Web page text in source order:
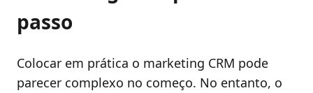
passo
Colocar em prática o marketing CRM pode
parecer complexo no começo. No entanto, o